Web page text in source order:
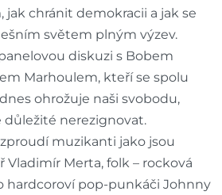
chránit demokracii a jak se
světem plným výzev.
diskuzi s Bobem
Marhoulem, kteří se spolu
ohrožuje naši svobodu,
důležité nerezignovat.
muzikanti jako jsou
Vladimír Merta, folk – rocková
hardcoroví pop-punkáči Johnny